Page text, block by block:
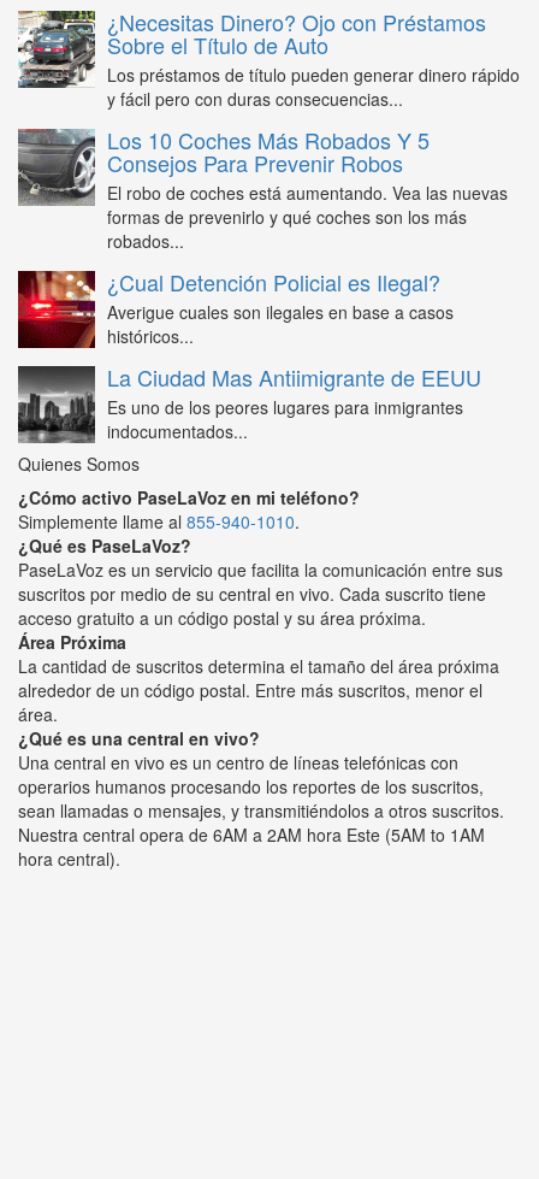
¿Necesitas Dinero? Ojo con Préstamos
Sobre el Título de Auto
Los préstamos de título pueden generar dinero rápido
y fácil pero con duras consecuencias...
Los 10 Coches Más Robados Y 5
Consejos Para Prevenir Robos
El robo de coches está aumentando. Vea las nuevas
formas de prevenirlo y qué coches son los más
robados...
¿Cual Detención Policial es Ilegal?
Averigue cuales son ilegales en base a casos
históricos...
La Ciudad Mas Antiimigrante de EEUU
Es uno de los peores lugares para inmigrantes
indocumentados...
Quienes Somos
¿Cómo activo PaseLaVoz en mi teléfono?
Simplemente llame al 855-940-1010.
¿Qué es PaseLaVoz?
PaseLaVoz es un servicio que facilita la comunicación entre sus
suscritos por medio de su central en vivo. Cada suscrito tiene
acceso gratuito a un código postal y su área próxima.
Área Próxima
La cantidad de suscritos determina el tamaño del área próxima
alrededor de un código postal. Entre más suscritos, menor el
área.
¿Qué es una central en vivo?
Una central en vivo es un centro de líneas telefónicas con
operarios humanos procesando los reportes de los suscritos,
sean llamadas o mensajes, y transmitiéndolos a otros suscritos.
Nuestra central opera de 6AM a 2AM hora Este (5AM to 1AM
hora central).